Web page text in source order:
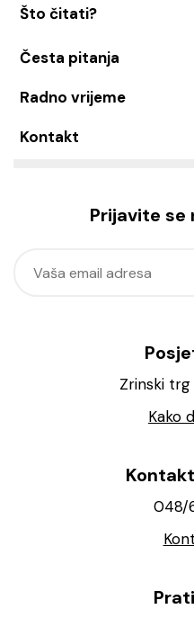
Što čitati?
Česta pitanja
Radno vrijeme
Kontakt
Prijavite se
Zrinski trg
Kako
048/